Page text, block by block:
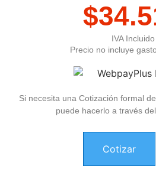
$
IVA Incluido
Precio no incluye
Si necesita una Cotización formal
puede hacerlo a través
Cotizar